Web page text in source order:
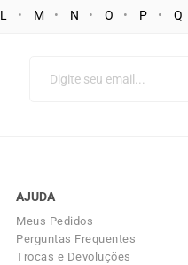
L M N O P Q
AJUDA
Meus Pedidos
Perguntas Frequentes
Trocas e Devoluções